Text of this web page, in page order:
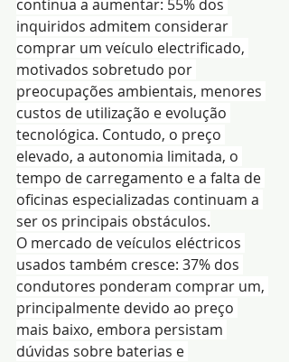
continua a aumentar: 55% dos
inquiridos admitem considerar
comprar um veículo electrificado,
motivados sobretudo por
preocupações ambientais, menores
custos de utilização e evolução
tecnológica. Contudo, o preço
elevado, a autonomia limitada, o
tempo de carregamento e a falta de
oficinas especializadas continuam a
ser os principais obstáculos.
O mercado de veículos eléctricos
usados também cresce: 37% dos
condutores ponderam comprar um,
principalmente devido ao preço
mais baixo, embora persistam
dúvidas sobre baterias e